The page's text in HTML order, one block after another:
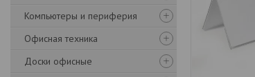
Компьютеры и периферия
Офисная техника
Доски офисные